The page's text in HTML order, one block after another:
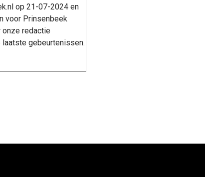
op 21-07-2024 en
voor Prinsenbeek
onze redactie
gebeurtenissen.